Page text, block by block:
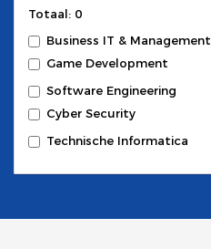
Totaal: 0
Business IT & Management
Game Development
Software Engineering
Cyber Security
Technische Informatica